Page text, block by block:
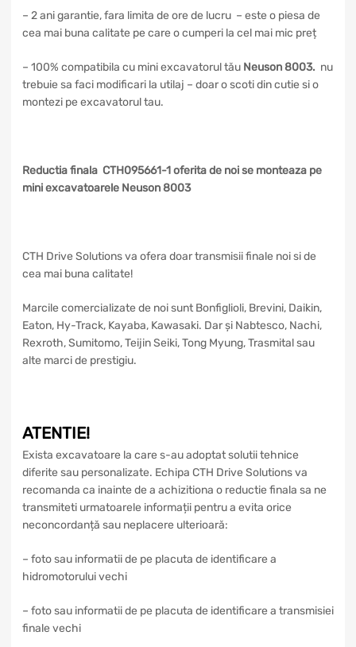
– 2 ani garantie, fara limita de ore de lucru – este o piesa de
cea mai buna calitate pe care o cumperi la cel mai mic preț
– 100% compatibila cu mini excavatorul tău Neuson 8003. nu
trebuie sa faci modificari la utilaj – doar o scoti din cutie si o
montezi pe excavatorul tau.
Reductia finala CTH095661-1 oferita de noi se monteaza pe
mini excavatoarele Neuson 8003
CTH Drive Solutions va ofera doar transmisii finale noi si de
cea mai buna calitate!
Marcile comercializate de noi sunt Bonfiglioli, Brevini, Daikin,
Eaton, Hy-Track, Kayaba, Kawasaki. Dar și Nabtesco, Nachi,
Rexroth, Sumitomo, Teijin Seiki, Tong Myung, Trasmital sau
alte marci de prestigiu.
ATENTIE!
Exista excavatoare la care s-au adoptat solutii tehnice
diferite sau personalizate. Echipa CTH Drive Solutions va
recomanda ca inainte de a achizitiona o reductie finala sa ne
transmiteti urmatoarele informații pentru a evita orice
neconcordanță sau neplacere ulterioară:
– foto sau informatii de pe placuta de identificare a
hidromotorului vechi
– foto sau informatii de pe placuta de identificare a transmisiei
finale vechi